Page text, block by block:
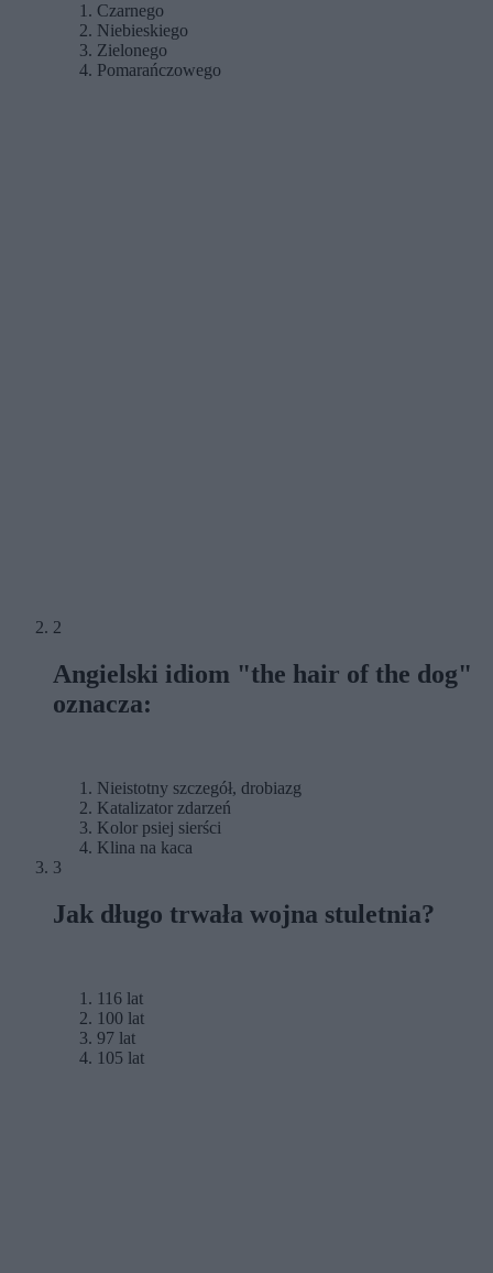
Czarnego
Niebieskiego
Zielonego
Pomarańczowego
2
Angielski idiom "the hair of the dog"
oznacza:
Nieistotny szczegół, drobiazg
Katalizator zdarzeń
Kolor psiej sierści
Klina na kaca
3
Jak długo trwała wojna stuletnia?
116 lat
100 lat
97 lat
105 lat